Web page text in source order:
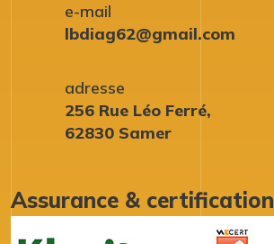
e-mail
lbdiag62@gmail.com
adresse
256 Rue Léo Ferré,
62830 Samer
Assurance & certification